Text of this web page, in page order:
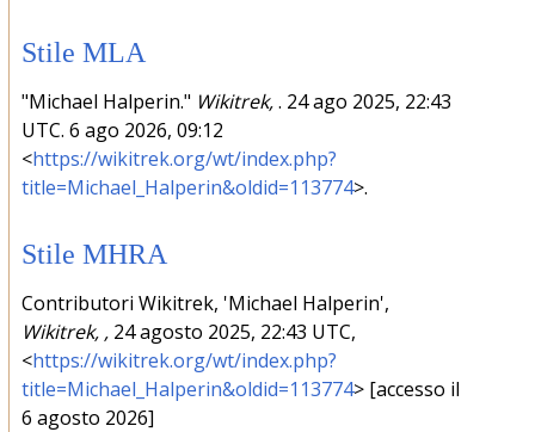
Stile MLA
"Michael Halperin." Wikitrek,. 24 ago 2025, 22:43
UTC. 6 ago 2026, 09:12
<https://wikitrek.org/wt/index.php?
title=Michael_Halperin&oldid=113774>.
Stile MHRA
Contributori Wikitrek, 'Michael Halperin',
Wikitrek, ,24 agosto 2025, 22:43 UTC,
<https://wikitrek.org/wt/index.php?
title=Michael_Halperin&oldid=113774> [accesso il
6 agosto 2026]